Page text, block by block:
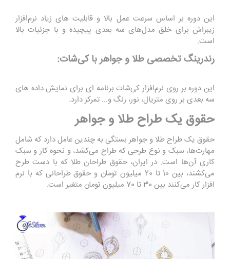
این دوره بر اساس سرعت عمل بالا و قابلیت‌ های زیاد نرم‌افزار
زیبراش برای خلق مدل‌های سه بعدی پیچیده و با جزئیات بالا
است.
رندرینگ تخصصی طلا و جواهر با کی‌شات:
این دوره بر روی نرم‌افزار کی‌شات برنامه ‌ای برای نمایش داده‌ های
سه بعدی بر روی متریال، نور، رنگ و... تمرکز دارد.
حقوق یک طراح طلا و جواهر
حقوق یک طراح طلا و جواهر بستگی به چندین عامل دارد که شامل
مهارت‌ها، سبک و نوع طرحی که طراح می‌کشد، و نحوه کار و سبک
کاری آن‌ها است. در ایران، حقوق طراحان طلا که با دست طرح
می‌کشند، بین 10 تا 20 میلیون تومان و حقوق طراحانی که با نرم
‌افزار کار می‌کنند بین 30 تا 70 میلیون تومان متغیر است.